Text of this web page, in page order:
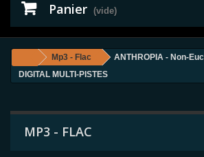
Panier (vide)
Mp3 - Flac
ANTHROPIA - Non-
DIGITAL MULTI-PISTES
MP3 - FLAC